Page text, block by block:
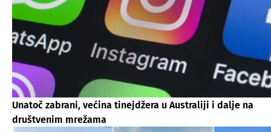
Unatoč zabrani, većina tinejdžera u Australiji i dalje na
društvenim mrežama